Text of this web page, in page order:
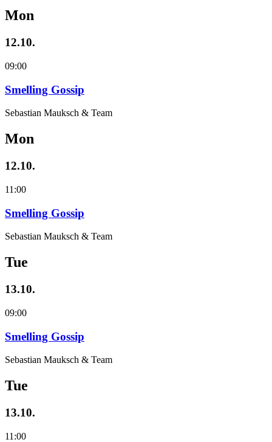
Mon
12.10.
09:00
Smelling Gossip
Sebastian Mauksch & Team
Mon
12.10.
11:00
Smelling Gossip
Sebastian Mauksch & Team
Tue
13.10.
09:00
Smelling Gossip
Sebastian Mauksch & Team
Tue
13.10.
11:00